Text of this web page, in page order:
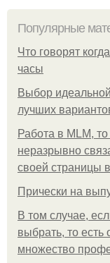
Популярные
Что говорят
часы
Выбор
лучших
Работа в MLM,
неразрывно
своей страницы
Прически на
В том случае,
выбрать, то есть
множество